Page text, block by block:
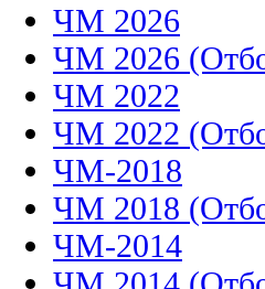
ЧМ 2026
ЧМ 2026
ЧМ 2022
ЧМ 2022
ЧМ-2018
ЧМ 2018
ЧМ-2014